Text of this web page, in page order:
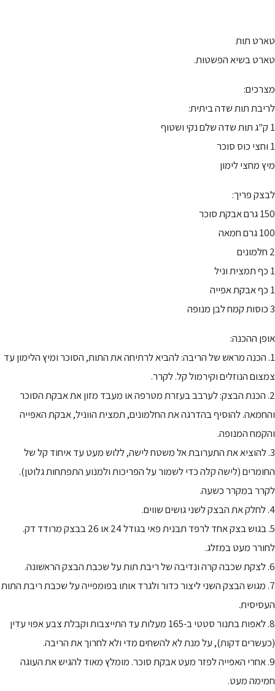
טארט תות
טארט בשיא הפשטות.
מצרכים:
לריבת תות שדה ביתית:
1 ק"ג תות שדה שלם נקי ושטוף
1 וחצי כוס סוכר
מיץ מחצי לימון
לבצק פריך:
150 גרם אבקת סוכר
100 גרם חמאה
2 חלמונים
1 כף תמצית וניל
1 כף אבקת אפייה
3 כוסות קמח לבן מנופה
אופן ההכנה:
1. הכנה מראש של הריבה: להביא לרתיחה את התות, הסוכר ומיץ הלימון עד
צמצום הנוזלים וקירמול קל. לקרר.
2. הכנת הבצק: לערבב בעזרת מטרפה או מעבד מזון את אבקת הסוכר
והחמאה. להוסיף בהדרגה את החלמונים, תמצית הווניל, אבקת האפייה
והקמח המנופה.
3. להוציא את התערובת אל משטח לישה, ללוש מעט עד איחוד קל של
החומרים (לישה קלה כדי לשמור על הפריכות ולמנוע התפתחות גלוטן).
לקרר במקרר כשעה.
4. לחלק את הבצק לשני גושים שווים.
5. בגוש בצק אחד לרפד תבנית פאי בגודל 24 או 26 בבצק מרודד דק.
לחורר מעט במזלג.
6. לצקת שכבה קרה ונדיבה של ריבת תות על שכבת הבצק הראשונה.
7. מגוש הבצק השני ליצור כדור ולגרד אותו בפומפייה על שכבת ריבת התות
העסיסית.
8. לאפות בתנור סטטי ב-165 מעלות עד התייצבות וקבלת צבע אפוי עדין
(כעשרים דקות), על מנת לא להשחים מדי ולא לחרוך את הריבה.
9. אחרי האפייה לפזר מעט אבקת סוכר. מומלץ מאוד להגיש את העוגה
חמימה מעט.